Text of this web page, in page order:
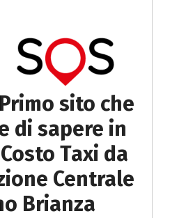
sito che
di sapere in
Taxi da
Centrale
Brianza